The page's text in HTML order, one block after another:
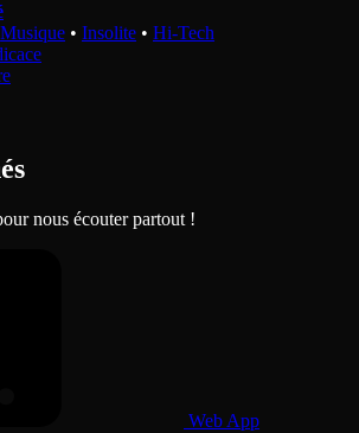
Musique • Insolite • Hi-Tech
nous écouter partout !
Web App